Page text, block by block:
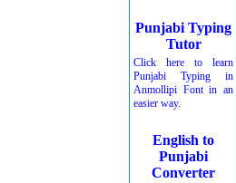
Punjabi Typing
Tutor
Click here to learn
Punjabi Typing in
Anmollipi Font in an
easier way.
English to
Punjabi
Converter